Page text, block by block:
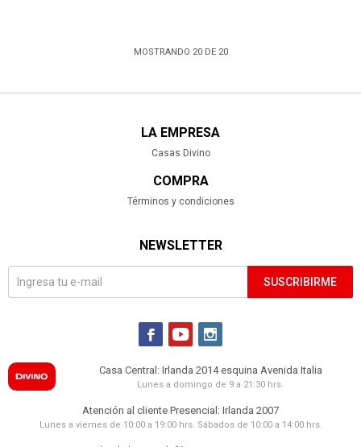
MOSTRANDO 20DE 20
LA EMPRESA
Casas Divino
COMPRA
Términos y condiciones
NEWSLETTER
SUSCRIBIRME
  
Casa Central: Irlanda 2014 esquina Avenida Italia
Lunes a domingo de 9 a 21:30 hrs.
Atención al cliente Presencial: Irlanda 2007
Lunes a viernes de 10:00 a 19:00 hrs. Sábados de 10:00 a 14:00 hrs.